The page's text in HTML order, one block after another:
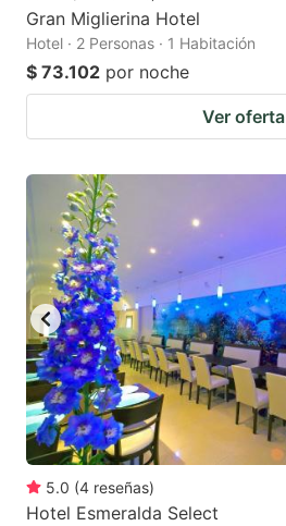
Gran Miglierina Hotel
Hotel · 2 Personas · 1 Habitación
$ 73.102 por noche
Ver oferta
5.0 (4 reseñas)
Hotel Esmeralda Select